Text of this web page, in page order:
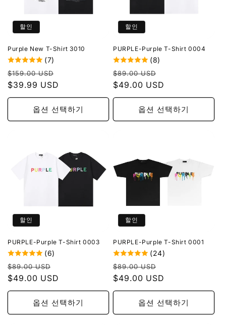
할인
Purple New T-Shirt 3010
(7)
정
가
$159.00 USD
가
$39.99 USD
옵션 선택하기
할인
PURPLE-Purple T-Shirt 0004
(8)
정
가
$89.00 USD
인
가
$49.00 USD
옵션 선택하기
할인
PURPLE-Purple T-Shirt 0003
(6)
정
가
$89.00 USD
인
가
$49.00 USD
옵션 선택하기
할인
PURPLE-Purple T-Shirt 0001
(24)
정
가
$89.00 USD
인
가
$49.00 USD
옵션 선택하기